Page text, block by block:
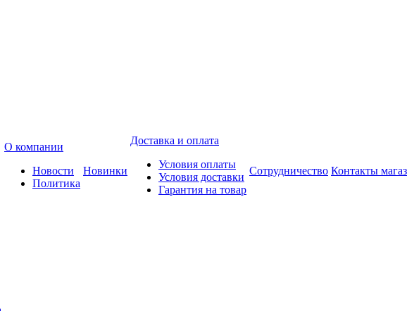
О компании
Новости
Политика
Новинки
Доставка и оплата
Условия оплаты
Условия доставки
Гарантия на товар
Сотрудничество Контакты